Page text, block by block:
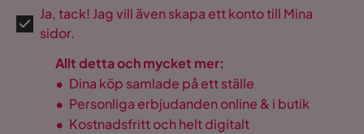
Ja, tack! Jag vill även skapa ett konto till Mina
sidor.
Allt detta och mycket mer:
• Dina köp samlade på ett ställe
• Personliga erbjudanden online & i butik
• Kostnadsfritt och helt digitalt